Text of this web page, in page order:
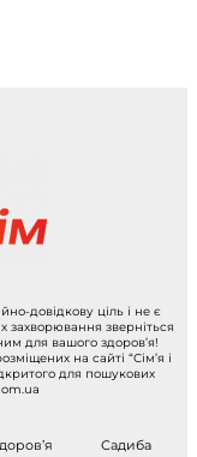
довідкову ціль і не є
зверніться
для вашого здоров’я!
на сайті “Сім’я і
для пошукових
Садиба